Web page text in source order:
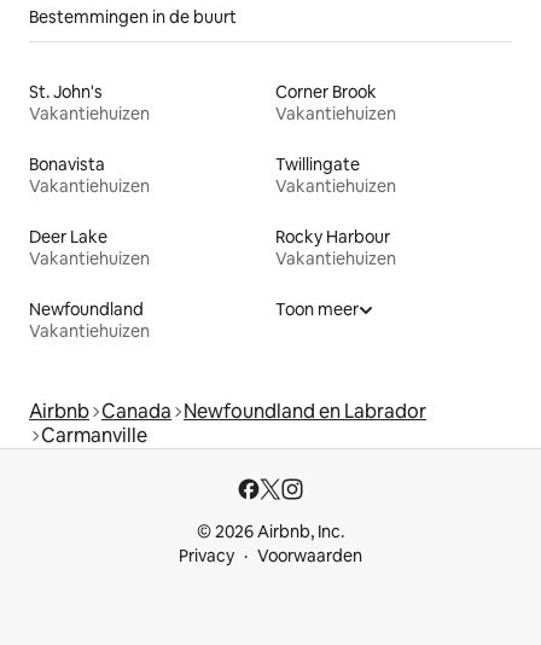
Bestemmingen in de buurt
St. John's
Vakantiehuizen
Corner Brook
Vakantiehuizen
Bonavista
Vakantiehuizen
Twillingate
Vakantiehuizen
Deer Lake
Vakantiehuizen
Rocky Harbour
Vakantiehuizen
Newfoundland
Vakantiehuizen
Toon meer
Airbnb Canada Newfoundland en Labrador
Carmanville
© 2026 Airbnb, Inc.
Privacy
Voorwaarden